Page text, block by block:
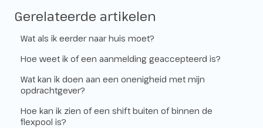
Gerelateerde artikelen
Wat als ik eerder naar huis moet?
Hoe weet ik of een aanmelding geaccepteerd is?
Wat kan ik doen aan een onenigheid met mijn
opdrachtgever?
Hoe kan ik zien of een shift buiten of binnen de
flexpool is?